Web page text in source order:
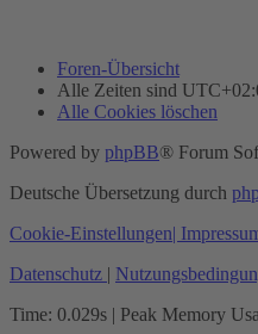
Foren-Übersicht
Alle Zeiten sind
Alle Cookies löschen
Powered by phpBB® Forum
Deutsche Übersetzung durch
Cookie-Einstellungen|
Datenschutz |
Time: 0.029s | Peak Memory